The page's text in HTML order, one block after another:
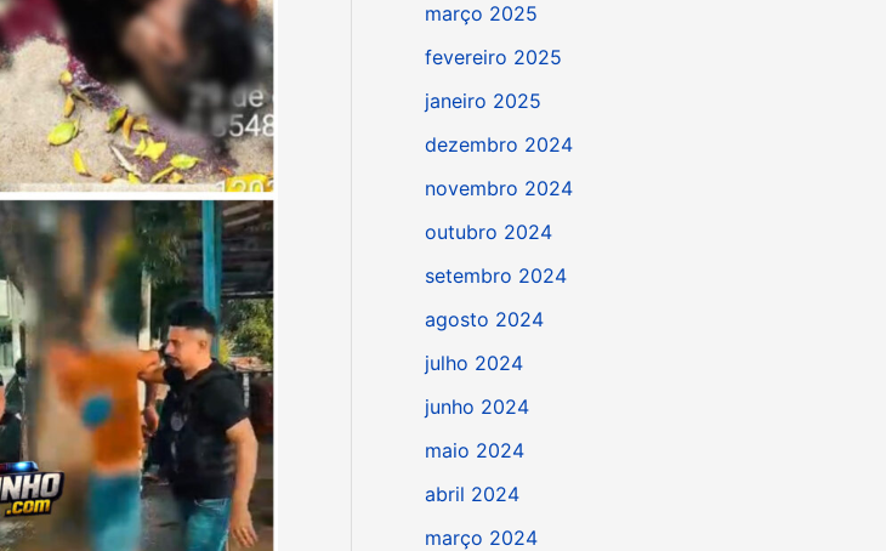
março 2025
fevereiro 2025
janeiro 2025
dezembro 2024
novembro 2024
outubro 2024
setembro 2024
agosto 2024
julho 2024
junho 2024
maio 2024
abril 2024
março 2024